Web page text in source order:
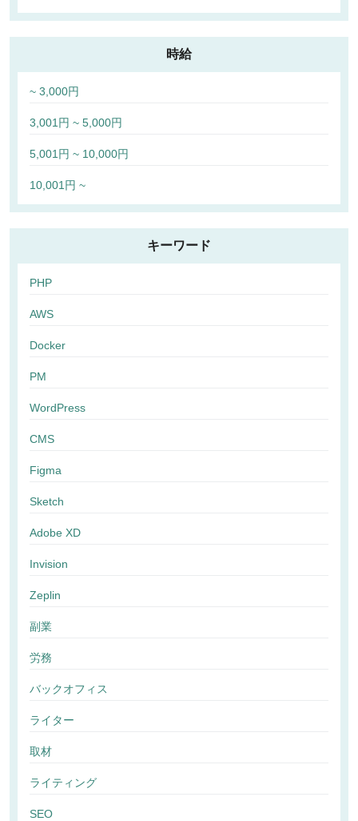
時給
~ 3,000円
3,001円 ~ 5,000円
5,001円 ~ 10,000円
10,001円 ~
キーワード
PHP
AWS
Docker
PM
WordPress
CMS
Figma
Sketch
Adobe XD
Invision
Zeplin
副業
労務
バックオフィス
ライター
取材
ライティング
SEO